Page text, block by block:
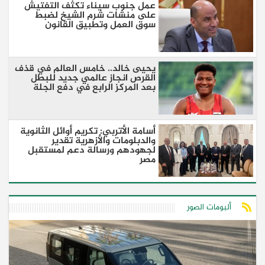
عمل جنوب سيناء تكثف التفتيش
على منشات شرم الشيخ لضبط
سوق العمل وتطبيق القانون
يحيى خالد.. خامس العالم في قذف
القرص انجاز عالمي جديد للبطل
بعد المركز الرابع في دفع الجلة
أسامة الأتربي: تكريم أوائل الثانوية
والدبلومات والأزهرية تقدير
لجهودهم ورسالة دعم لمستقبل
مصر
ألبومات الصور